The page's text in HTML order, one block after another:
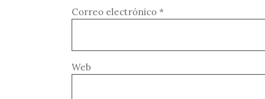
Correo electrónico *
Web